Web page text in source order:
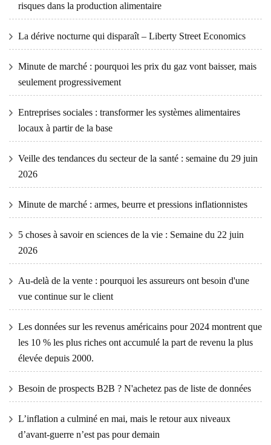
risques dans la production alimentaire
La dérive nocturne qui disparaît – Liberty Street Economics
Minute de marché : pourquoi les prix du gaz vont baisser, mais
seulement progressivement
Entreprises sociales : transformer les systèmes alimentaires
locaux à partir de la base
Veille des tendances du secteur de la santé : semaine du 29 juin
2026
Minute de marché : armes, beurre et pressions inflationnistes
5 choses à savoir en sciences de la vie : Semaine du 22 juin
2026
Au-delà de la vente : pourquoi les assureurs ont besoin d'une
vue continue sur le client
Les données sur les revenus américains pour 2024 montrent que
les 10 % les plus riches ont accumulé la part de revenu la plus
élevée depuis 2000.
Besoin de prospects B2B ? N'achetez pas de liste de données
L’inflation a culminé en mai, mais le retour aux niveaux
d’avant-guerre n’est pas pour demain